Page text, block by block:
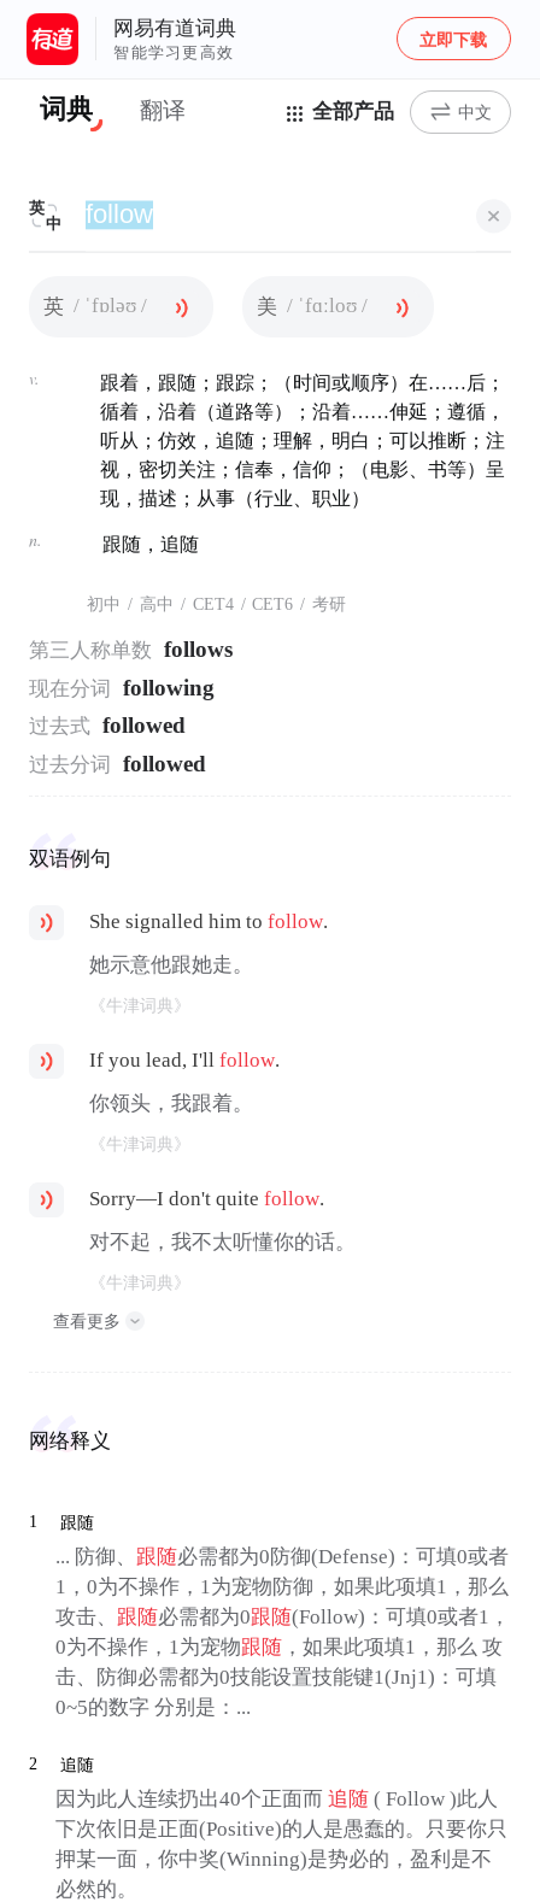
网易有道词典
智能学习更高效
立即下载
词典 翻译 全部产品 中文
英
中
英 / ˈfɒləʊ / 美 / ˈfɑːloʊ /
v.
跟着，跟随；跟踪；（时间或顺序）在……后；
循着，沿着（道路等）；沿着……伸延；遵循，
听从；仿效，追随；理解，明白；可以推断；注
视，密切关注；信奉，信仰；（电影、书等）呈
现，描述；从事（行业、职业）
n. 跟随，追随
初中 / 高中 / CET4 / CET6 / 考研
第三人称单数 follows
现在分词 following
过去式 followed
过去分词 followed
双语例句
She signalled him tofollow.
她示意他跟她走。
《牛津词典》
If you lead, I'llfollow.
你领头，我跟着。
《牛津词典》
Sorry—I don't quitefollow.
对不起，我不太听懂你的话。
《牛津词典》
查看更多
网络释义
1 跟随
... 防御、 跟随必需都为0防御(Defense)：可填0或者
1，0为不操作，1为宠物防御，如果此项填1，那么
攻击、 跟随必需都为0跟随(Follow)：可填0或者1，
0为不操作，1为宠物跟随，如果此项填1，那么 攻
击、防御必需都为0技能设置技能键1(Jnj1)：可填
0~5的数字 分别是：...
2 追随
因为此人连续扔出40个正面而 追随( Follow )此人
下次依旧是正面(Positive)的人是愚蠢的。只要你只
押某一面，你中奖(Winning)是势必的，盈利是不
必然的。